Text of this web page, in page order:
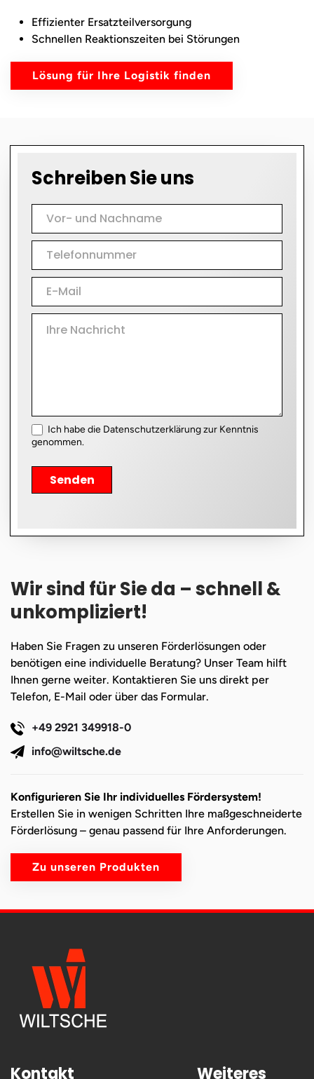
Effizienter Ersatzteilversorgung
Schnellen Reaktionszeiten bei Störungen
Lösung für Ihre Logistik finden
Schreiben Sie uns
Kontakt
Ich habe die Datenschutzerklärung zur Kenntnis
genommen.
Senden
Wir sind für Sie da – schnell &
unkompliziert!
Haben Sie Fragen zu unseren Förderlösungen oder
benötigen eine individuelle Beratung? Unser Team hilft
Ihnen gerne weiter. Kontaktieren Sie uns direkt per
Telefon, E-Mail oder über das Formular.
+49 2921 349918-0
info@wiltsche.de
Konfigurieren Sie Ihr individuelles Fördersystem!
Erstellen Sie in wenigen Schritten Ihre maßgeschneiderte
Förderlösung – genau passend für Ihre Anforderungen.
Zu unseren Produkten
Kontakt Weiteres